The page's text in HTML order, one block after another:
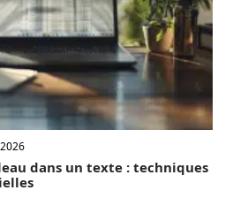
dans un texte : techniques